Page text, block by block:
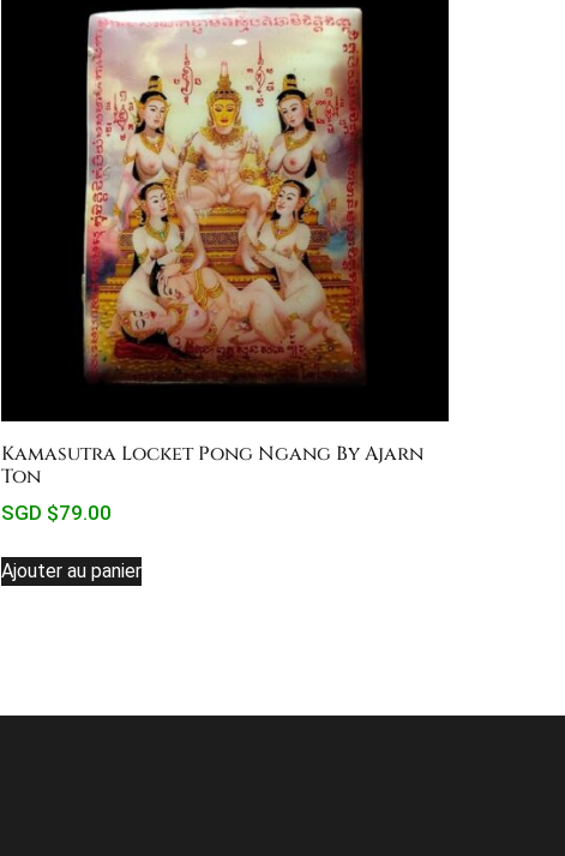
Kamasutra Locket Pong Ngang By Ajarn
Ton
SGD $79.00
Ajouter au panier